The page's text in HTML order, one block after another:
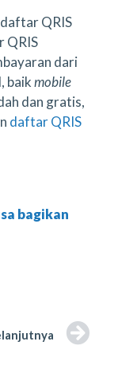
QRIS
QRIS
dari
baikmobile
dan gratis,
daftar QRIS
bagikan